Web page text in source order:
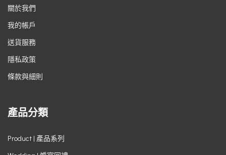
關於我們
我的帳戶
送貨服務
隱私政策
條款與細則
產品分類
Product | 產品系列